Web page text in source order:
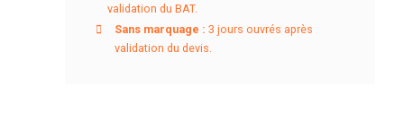
validation du BAT.
Sans marquage : 3 jours ouvrés après
validation du devis.